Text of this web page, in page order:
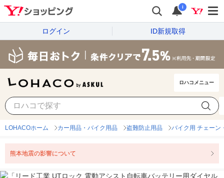
i
ログイン ID新規取得
ロハコメニュー
LOHACOホーム カー用品・バイク用品 盗難防止用品 バイク用 チェーン
熊本地震の影響について